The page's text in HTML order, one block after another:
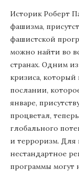
Историк Роберт
фашизма,
фашистской
можно найти во
странах. Одним
кризиса,
послании,
январе,
процветал,
глобального
и терроризм. Для
нестандартное
программы могут